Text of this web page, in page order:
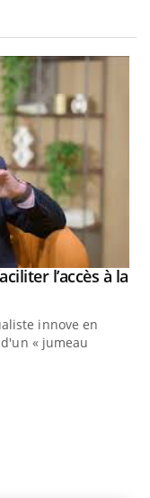
l’accès à la
innove en
« jumeau